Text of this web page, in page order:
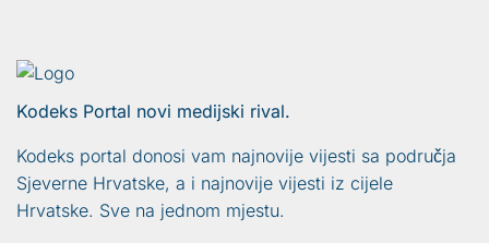
Kodeks Portal novi medijski rival.
Kodeks portal donosi vam najnovije vijesti sa područja
Sjeverne Hrvatske, a i najnovije vijesti iz cijele
Hrvatske. Sve na jednom mjestu.